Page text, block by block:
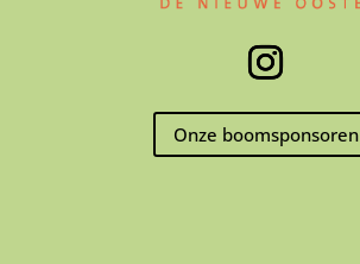
Onze boomsponsoren